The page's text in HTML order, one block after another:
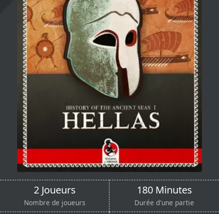
2 Joueurs
Nombre de joueurs
180 Minutes
Durée d'une partie